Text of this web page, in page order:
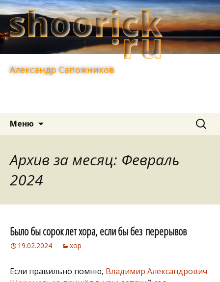
Александр Сапожников
Меню Найти:
Архив за месяц: Февраль
2024
Было бы сорок лет хора, если бы без перерывов
19.02.2024 хор
Если правильно помню, Владимир Александрович